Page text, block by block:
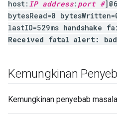
host: IP address: port #
bytesRead=0
lastIO=529ms handshake
Received fatal alert:
Kemungkinan
Kemungkinan penyebab